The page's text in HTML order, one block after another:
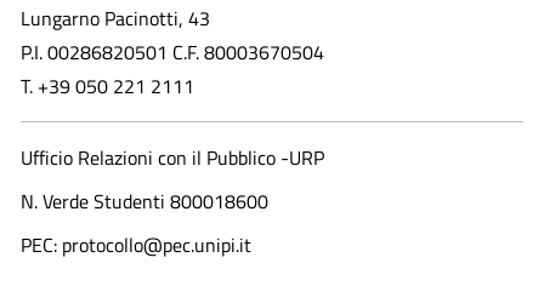
Lungarno Pacinotti, 43
P.I. 00286820501 C.F. 80003670504
T. +39 050 221 2111
Ufficio Relazioni con il Pubblico -URP
N. Verde Studenti 800018600​
PEC: protocollo@pec.unipi.it